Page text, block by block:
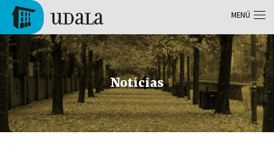
Pasar al contenido principal
Tolosa
Noticias
MENÚ